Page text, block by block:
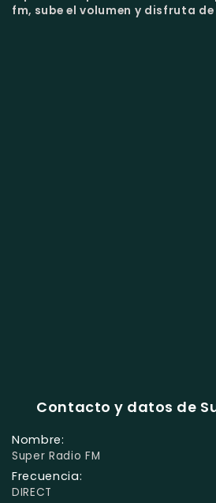
fm, sube el volumen y disfruta
Contacto y datos de
Nombre:
Super Radio FM
Frecuencia:
DIRECT